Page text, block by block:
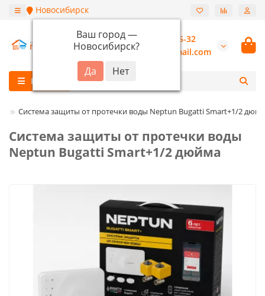
Новосибирск
Ваш город —
Новосибирск?
+7 (913) 987-55-32
burannsk@gmail.com
Каталог
Cистема защиты от протечки воды Neptun Bugatti Smart+1/2
Cистема защиты от протечки воды
Neptun Bugatti Smart+1/2 дюйма